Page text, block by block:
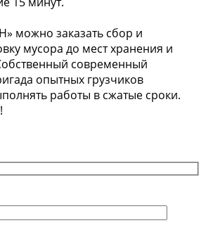
можно заказать сбор и
мусора до мест хранения и
современный
опытных грузчиков
работы в сжатые сроки.